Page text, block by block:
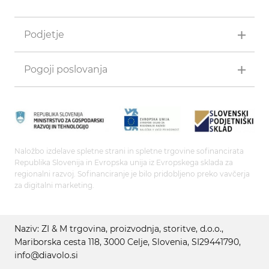
Podjetje
Pogoji poslovanja
Naložbo izdelave spletne strani in spletne trgovine sofinancirata
Republika Slovenija in Evropska unija iz Evropskega sklada za
regionalni razvoj. Sofinanciranje je bilo pridobljeno preko vavčerja
za digitalni marketing.
Naziv: ZI & M trgovina, proizvodnja, storitve, d.o.o.,
Mariborska cesta 118, 3000 Celje, Slovenia, SI29441790,
info@diavolo.si